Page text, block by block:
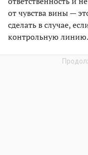
от чувства вины —
сделать в случае,
контрольную линию.